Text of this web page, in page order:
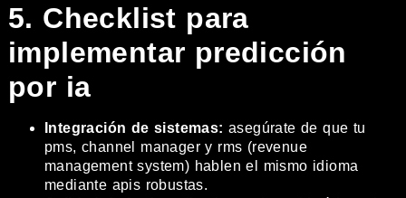
5. Checklist para
implementar predicción
por ia
Integración de sistemas: asegúrate de que tu
pms, channel manager y rms (revenue
management system) hablen el mismo idioma
mediante apis robustas.